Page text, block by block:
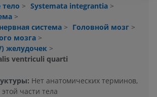
тело > Systemata integrantia >
>
система > Головной мозг >
мозга >
желудочек >
ventriculi quarti
Нет анатомических терминов,
части тела